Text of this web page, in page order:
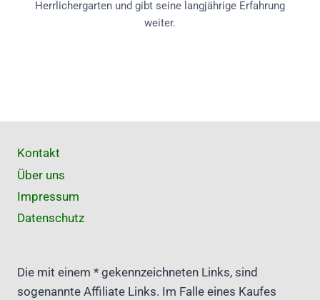
Herrlichergarten und gibt seine langjährige Erfahrung
weiter.
Kontakt
Über uns
Impressum
Datenschutz
Die mit einem * gekennzeichneten Links, sind
sogenannte Affiliate Links. Im Falle eines Kaufes